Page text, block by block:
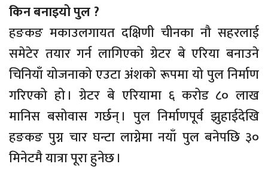
किन बनाइयो पुल ?
हङकङ मकाउलगायत दक्षिणी चीनका नौ सहरलाई
समेटेर तयार गर्न लागिएको ग्रेटर बे एरिया बनाउने
चिनियाँ योजनाको एउटा अंशको रूपमा यो पुल निर्माण
गरिएको हो । ग्रेटर बे एरियामा ६ करोड ८० लाख
मानिस बसोवास गर्छन् । पुल निर्माणपूर्व झुहाईदेखि
हङकङ पुग्न चार घन्टा लाग्नेमा नयाँ पुल बनेपछि ३०
मिनेटमै यात्रा पूरा हुनेछ ।